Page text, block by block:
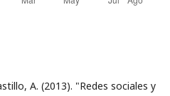
A. (2013). "Redes sociales y